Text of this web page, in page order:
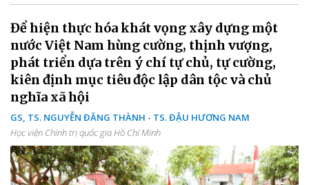
Để hiện thực hóa khát vọng xây dựng một
nước Việt Nam hùng cường, thịnh vượng,
phát triển dựa trên ý chí tự chủ, tự cường,
kiên định mục tiêu độc lập dân tộc và chủ
nghĩa xã hội
GS, TS. NGUYỄN ĐĂNG THÀNH - TS. ĐẬU HƯƠNG NAM
Học viện Chính trị quốc gia Hồ Chí Minh